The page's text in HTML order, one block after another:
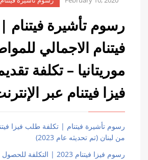
رسوم تأشيرة فيتنام
فيتنام الاجمالي
موريتانيا – تكلفة
فيزا فيتنام عبر
رسوم تأشيرة فيتنام | تكلفة طلب فيزا
من لبنان (تم تحديثه عام 2023)
رسوم فيزا فيتنام 2023 |